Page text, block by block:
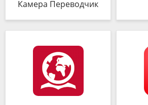
Камера Переводчик